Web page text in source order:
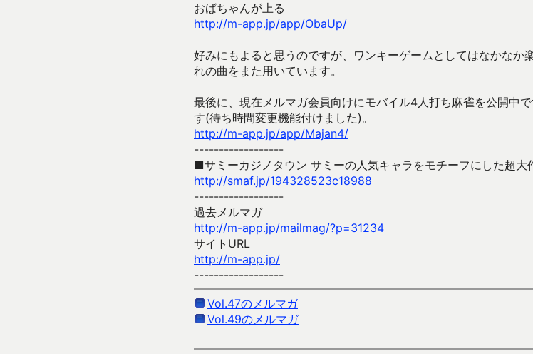
おばちゃんが上る
http://m-app.jp/app/ObaUp/
好みにもよると思うのですが、ワンキーゲームとしてはなかなか
れの曲をまた用いています。
最後に、現在メルマガ会員向けにモバイル4人打ち麻雀を公開中
す(待ち時間変更機能付けました)。
http://m-app.jp/app/Majan4/
------------------
■サミーカジノタウン サミーの人気キャラをモチーフにした超大
http://smaf.jp/194328523c18988
------------------
過去メルマガ
http://m-app.jp/mailmag/?p=31234
サイトURL
http://m-app.jp/
------------------
Vol.47のメルマガ
Vol.49のメルマガ